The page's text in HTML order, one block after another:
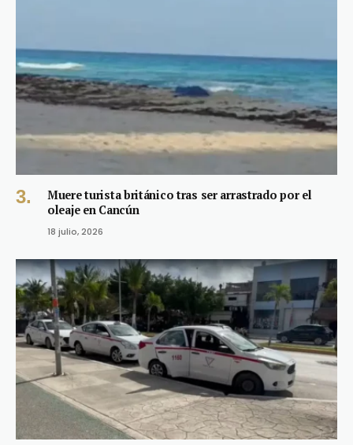
Muere turista británico tras ser arrastrado por el
oleaje en Cancún
18 julio, 2026